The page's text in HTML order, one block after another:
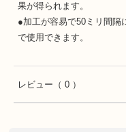
果が得られます。
●加工が容易で50ミリ間隔
で使用できます。
レビュー （ 0 ）